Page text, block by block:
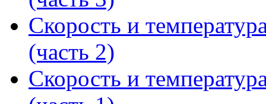
Скорость и
(часть 2)
Скорость и